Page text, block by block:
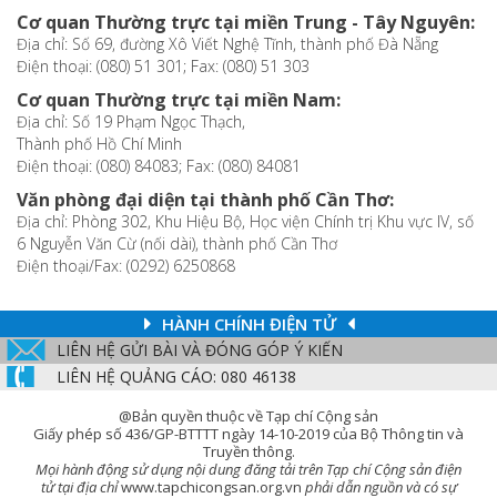
Cơ quan Thường trực tại miền Trung - Tây Nguyên:
Địa chỉ: Số 69, đường Xô Viết Nghệ Tĩnh, thành phố Đà Nẵng
Điện thoại: (080) 51 301; Fax: (080) 51 303
Cơ quan Thường trực tại miền Nam:
Địa chỉ: Số 19 Phạm Ngọc Thạch,
Thành phố Hồ Chí Minh
Điện thoại: (080) 84083; Fax: (080) 84081
Văn phòng đại diện tại thành phố Cần Thơ:
Địa chỉ: Phòng 302, Khu Hiệu Bộ, Học viện Chính trị Khu vực IV, số
6 Nguyễn Văn Cừ (nối dài), thành phố Cần Thơ
Điện thoại/Fax: (0292) 6250868
HÀNH CHÍNH ĐIỆN TỬ
LIÊN HỆ GỬI BÀI VÀ ĐÓNG GÓP Ý KIẾN
LIÊN HỆ QUẢNG CÁO: 080 46138
@Bản quyền thuộc về Tạp chí Cộng sản
Giấy phép số 436/GP-BTTTT ngày 14-10-2019 của Bộ Thông tin và
Truyền thông.
Mọi hành động sử dụng nội dung đăng tải trên Tạp chí Cộng sản điện
tử tại địa chỉwww.tapchicongsan.org.vn phải dẫn nguồn và có sự